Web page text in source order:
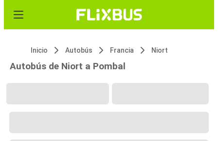
Inicio Autobús Francia Niort
Autobús de Niort a Pombal